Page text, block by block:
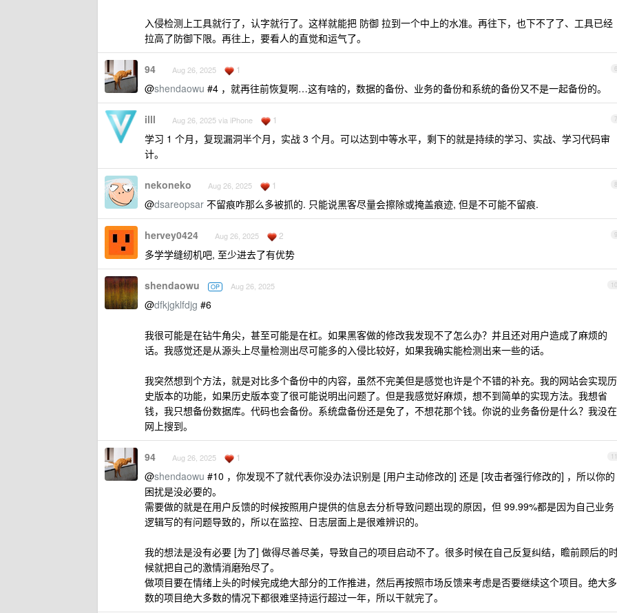
入侵检测上工具就行了，认字就行了。这样就能把 防御 拉到一个中上的水准。再往下，也下不了了、工具已经
拉高了防御下限。再往上，要看人的直觉和运气了。
6
94 Aug 26, 2025 1
@shendaowu #4 ，就再往前恢复啊…这有啥的，数据的备份、业务的备份和系统的备份又不是一起备份的。
7
illl Aug 26, 2025 via iPhone 1
学习 1 个月，复现漏洞半个月，实战 3 个月。可以达到中等水平，剩下的就是持续的学习、实战、学习代码审
计。
8
nekoneko Aug 26, 2025 1
@dsareopsar 不留痕咋那么多被抓的. 只能说黑客尽量会擦除或掩盖痕迹, 但是不可能不留痕.
9
hervey0424 Aug 26, 2025 2
多学学缝纫机吧, 至少进去了有优势
10
shendaowu OP Aug 26, 2025
@dfkjgklfdjg #6
我很可能是在钻牛角尖，甚至可能是在杠。如果黑客做的修改我发现不了怎么办？并且还对用户造成了麻烦的
话。我感觉还是从源头上尽量检测出尽可能多的入侵比较好，如果我确实能检测出来一些的话。
我突然想到个方法，就是对比多个备份中的内容，虽然不完美但是感觉也许是个不错的补充。我的网站会实现历
史版本的功能，如果历史版本变了很可能说明出问题了。但是我感觉好麻烦，想不到简单的实现方法。我想省
钱，我只想备份数据库。代码也会备份。系统盘备份还是免了，不想花那个钱。你说的业务备份是什么？我没在
网上搜到。
11
94 Aug 26, 2025 1
@shendaowu #10 ，你发现不了就代表你没办法识别是 [用户主动修改的] 还是 [攻击者强行修改的] ，所以你的
困扰是没必要的。
需要做的就是在用户反馈的时候按照用户提供的信息去分析导致问题出现的原因，但 99.99%都是因为自己业务
逻辑写的有问题导致的，所以在监控、日志层面上是很难辨识的。
我的想法是没有必要 [为了] 做得尽善尽美，导致自己的项目启动不了。很多时候在自己反复纠结，瞻前顾后的
候就把自己的激情消磨殆尽了。
做项目要在情绪上头的时候完成绝大部分的工作推进，然后再按照市场反馈来考虑是否要继续这个项目。绝大多
数的项目绝大多数的情况下都很难坚持运行超过一年，所以干就完了。